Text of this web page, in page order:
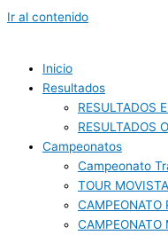
Ir al contenido
Inicio
Resultados
RESULTADOS
RESULTADOS
Campeonatos
Campeonato
TOUR
CAMPEONATO